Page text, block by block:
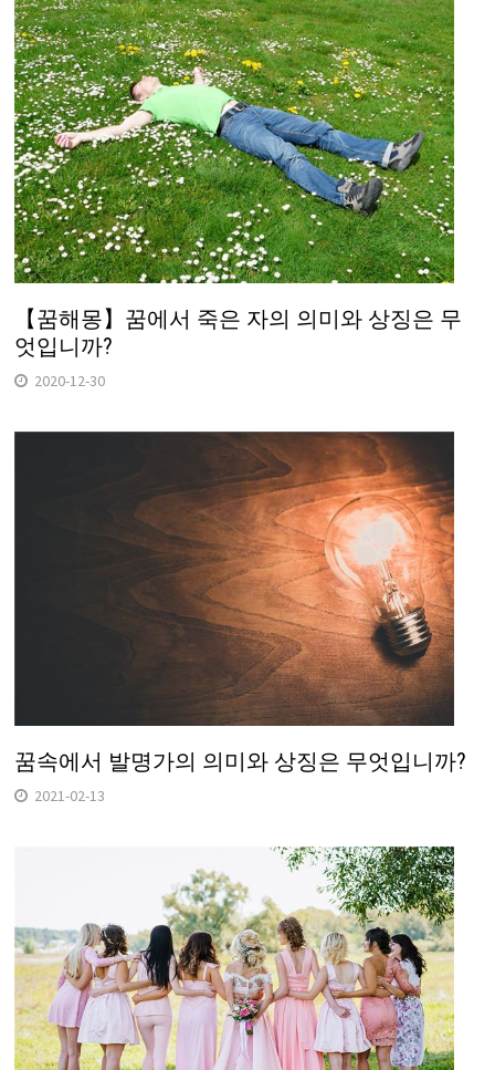
【꿈해몽】꿈에서 죽은 자의 의미와 상징은 무
엇입니까?
2020-12-30
꿈속에서 발명가의 의미와 상징은 무엇입니까?
2021-02-13